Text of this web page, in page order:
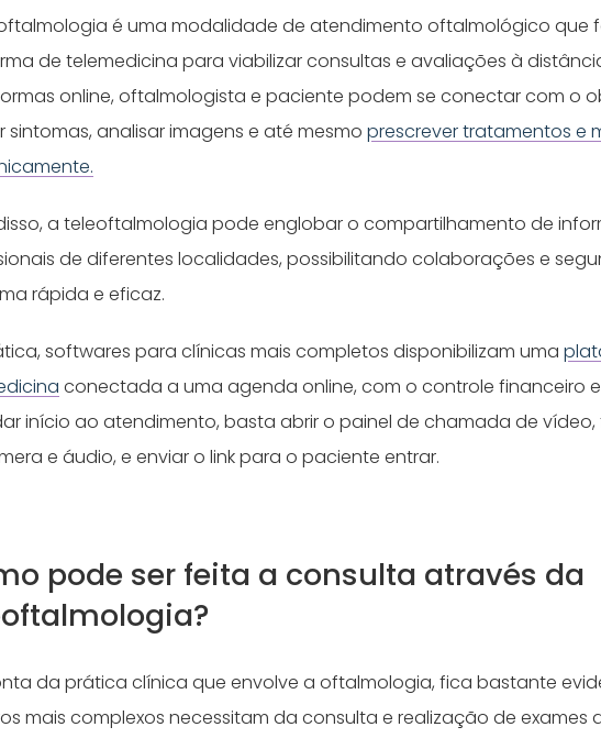
é uma modalidade de atendimento oftalmológico que
de telemedicina para viabilizar consultas e avaliações à
online, oftalmologista e paciente podem se conectar com o
sintomas, analisar imagens e até mesmoprescrever tratamentos e
a teleoftalmologia pode englobar o compartilhamento de
de diferentes localidades, possibilitando colaborações e
rápida e eficaz.
softwares para clínicas mais completos disponibilizam uma
conectada a uma agenda online, com o controle financeiro
início ao atendimento, basta abrir o painel de chamada de vídeo,
e áudio, e enviar o link para o paciente entrar.
pode ser feita a consulta através da
da prática clínica que envolve a oftalmologia, fica bastante
mais complexos necessitam da consulta e realização de exames